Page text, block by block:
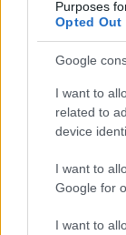
Purposes
Opted Out
Google
I want to
related to
device
I want to
Google for
I want to